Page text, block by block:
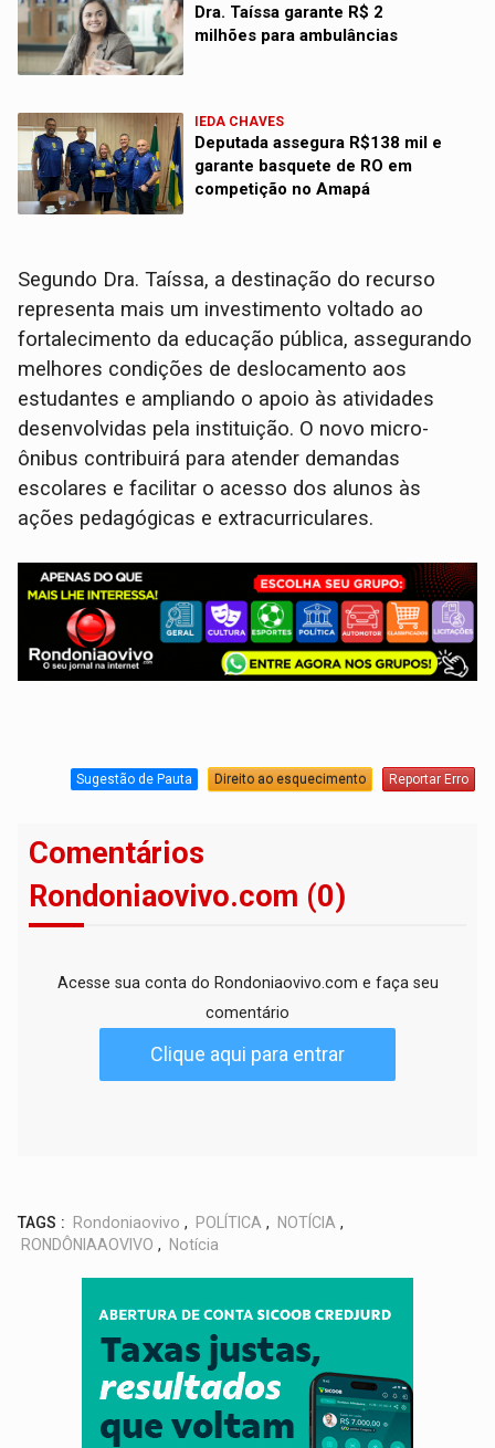
Dra. Taíssa garante R$ 2
milhões para ambulâncias
IEDA CHAVES
Deputada assegura R$138 mil e
garante basquete de RO em
competição no Amapá
Segundo Dra. Taíssa, a destinação do recurso
representa mais um investimento voltado ao
fortalecimento da educação pública, assegurando
melhores condições de deslocamento aos
estudantes e ampliando o apoio às atividades
desenvolvidas pela instituição. O novo micro-
ônibus contribuirá para atender demandas
escolares e facilitar o acesso dos alunos às
ações pedagógicas e extracurriculares.
Sugestão de Pauta Direito ao esquecimento Reportar Erro
Comentários
Rondoniaovivo.com (0)
Acesse sua conta do Rondoniaovivo.com e faça seu
comentário
Clique aqui para entrar
TAGS : Rondoniaovivo , POLÍTICA , NOTÍCIA ,
RONDÔNIAAOVIVO , Notícia